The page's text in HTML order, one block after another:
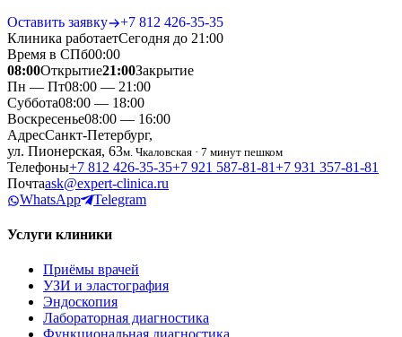
Оставить заявку
+7 812 426‑35‑35
Клиника работаетСегодня до 21:00
Время в СПб00:00
08:00Открытие21:00Закрытие
Пн — Пт08:00 — 21:00
Суббота08:00 — 18:00
Воскресенье08:00 — 16:00
АдресСанкт-Петербург,
ул. Пионерская, 63м. Чкаловская · 7 минут пешком
Телефоны+7 812 426‑35‑35+7 921 587‑81‑81+7 931 357‑81‑81
Почтаask@expert-clinica.ru
WhatsApp
Telegram
Услуги клиники
Приёмы врачей
УЗИ и эластография
Эндоскопия
Лабораторная диагностика